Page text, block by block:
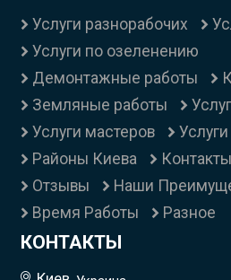
Услуги разнорабочих
Услуги по озеленению
Демонтажные работы
Земляные работы
Услуги мастеров
Районы Киева
Контакты
Отзывы
Наши
Время Работы
Разное
КОНТАКТЫ